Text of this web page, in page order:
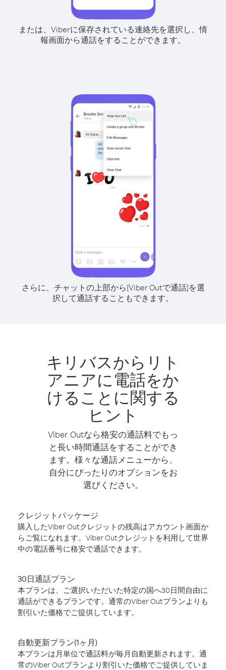
または、Viberに保存されている連絡先を選択し、情
報画面から通話をすることができます。
さらに、チャットの上部から[Viber Outで通話]を選
択して通話することもできます。
キリバスからリト
アニアに電話をか
けることに関する
ヒント
Viber Outなら格安の通話料でもっ
と長い時間通話をすることができ
ます。様々な通話メニューから、
自分にぴったりのオプションをお
選びください。
クレジットパッケージ
購入したViber Outクレジットの残高はアカウント画面か
らご覧になれます。Viber Outクレジットを利用して世界
中の電話番号に格安で通話できます。
30日通話プラン
本プランは、ご選択いただいた特定の国へ30日間自由に
通話ができるプランです。通常のViber Outプランよりも
割引いた価格でご提供しています。
自動更新プラン(1ヶ月)
本プランは月単位で通話料が毎月自動更新されます。通
常のViber Outプランより割引いた価格でご提供していま